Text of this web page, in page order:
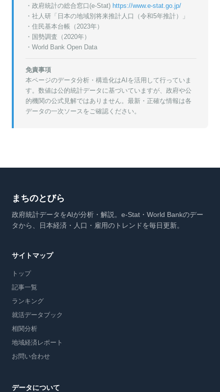
・政府統計の総合窓口(e-Stat) https://www.e-stat.go.jp/
・ 社人研「日本の地域別将来推計人口（令和5年推計）」
・ 住民基本台帳（2023年）
・ 国勢調査（2020年）
・World Bank Open Data
免責事項
本ページのデータ分析・構造化はAIを活用して行っていま
す。数値は公的統計データに基づいていますが、政府や公
的機関の公式見解ではありません。最新・正確な情報は各
データの一次ソースをご確認ください。
まちのとびら
政府統計データをAIが分析・解説。e-Stat・World Bankのデー
タから、日本経済・人口・雇用のトレンドを毎日更新。
サイトマップ
トップ
記事一覧
ランキング
就活データブック
相関分析
地域経済レポート
お問い合わせ
データについて